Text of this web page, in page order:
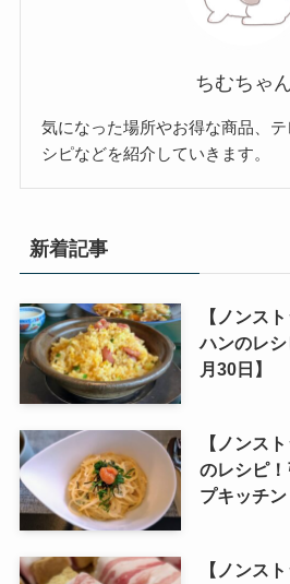
ちむちゃ
気になった場所やお得な商品、
シピなどを紹介していきます。
新着記事
【ノンス
ハンのレ
月30日】
【ノンス
のレシピ
プキッチン
【ノンス